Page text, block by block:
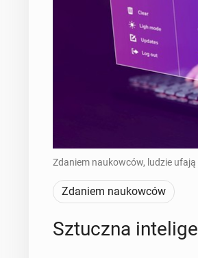
Zdaniem naukowców, ludzie
Zdaniem naukowców
Sztucz­na